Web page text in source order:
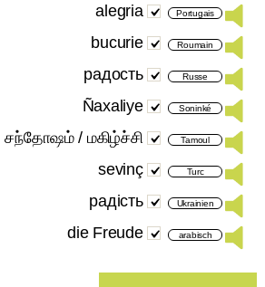
Portugais
alegria
Roumain
bucurie
Russe
радость
Soninké
Ñaxaliye
Tamoul
சந்தோஷம் / மகிழ்ச்சி
Turc
sevinç
Ukrainien
радість
arabisch
die Freude